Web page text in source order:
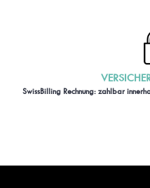
SwissBilling Rechnung: zahlbar